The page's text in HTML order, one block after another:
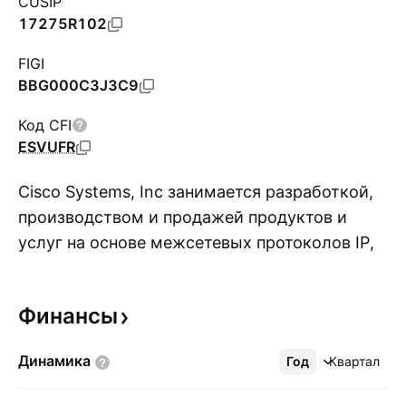
17275R102
FIGI
BBG000C3J3C9
Код CFI
ESVUFR
Cisco Systems, Inc занимается разработкой,
производством и продажей продуктов и
услуг на основе межсетевых протоколов IP,
технологий. Компания осуществляет свою
географических сегментов: Северная и
Финансы
Динамика Год Квартал
Ещё